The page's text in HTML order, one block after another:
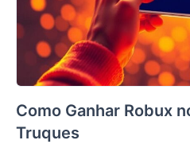
Como Ganhar Robux
Truques